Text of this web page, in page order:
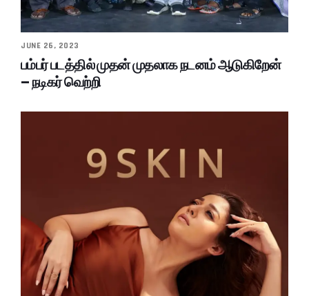
JUNE 26, 2023
பம்பர் படத்தில் முதன் முதலாக நடனம் ஆடுகிறேன்
– நடிகர் வெற்றி